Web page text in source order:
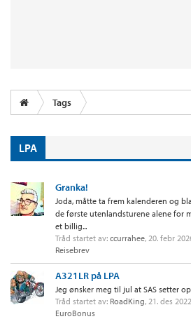
Tags
LPA
Granka!
Joda, måtte ta frem kalenderen og
de første utenlandsturene alene for
et billig...
Tråd startet av: ccurrahee, 20. febr
Reisebrev
A321LR på LPA
Jeg ønsker meg til jul at SAS setter
Tråd startet av: RoadKing, 21. des 2022
EuroBonus